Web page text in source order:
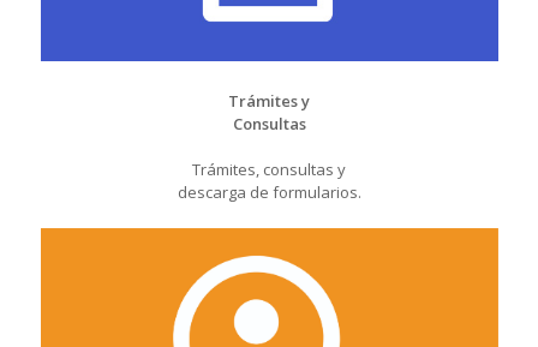
Trámites y
Consultas
Trámites, consultas y
descarga de formularios.